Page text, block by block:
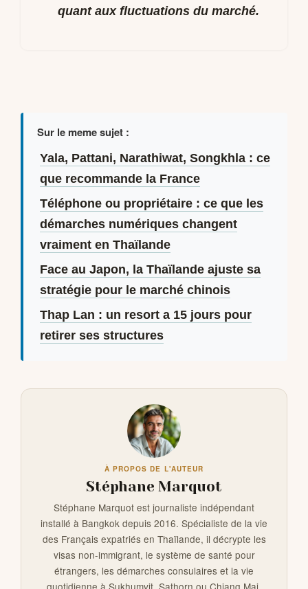
quant aux fluctuations du marché.
Sur le meme sujet :
Yala, Pattani, Narathiwat, Songkhla : ce
que recommande la France
Téléphone ou propriétaire : ce que les
démarches numériques changent
vraiment en Thaïlande
Face au Japon, la Thaïlande ajuste sa
stratégie pour le marché chinois
Thap Lan : un resort a 15 jours pour
retirer ses structures
À PROPOS DE L'AUTEUR
Stéphane Marquot
Stéphane Marquot est journaliste indépendant
installé à Bangkok depuis 2016. Spécialiste de la vie
des Français expatriés en Thaïlande, il décrypte les
visas non-immigrant, le système de santé pour
étrangers, les démarches consulaires et la vie